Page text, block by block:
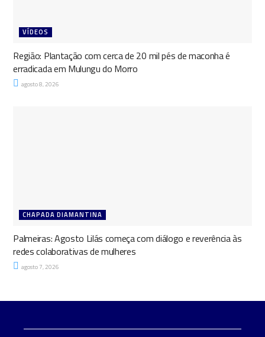
VÍDEOS
Região: Plantação com cerca de 20 mil pés de maconha é
erradicada em Mulungu do Morro
agosto 8, 2026
CHAPADA DIAMANTINA
Palmeiras: Agosto Lilás começa com diálogo e reverência às
redes colaborativas de mulheres
agosto 7, 2026